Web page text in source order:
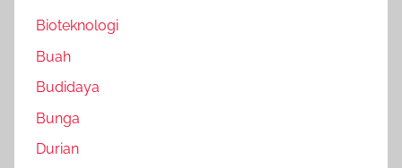
Bioteknologi
Buah
Budidaya
Bunga
Durian